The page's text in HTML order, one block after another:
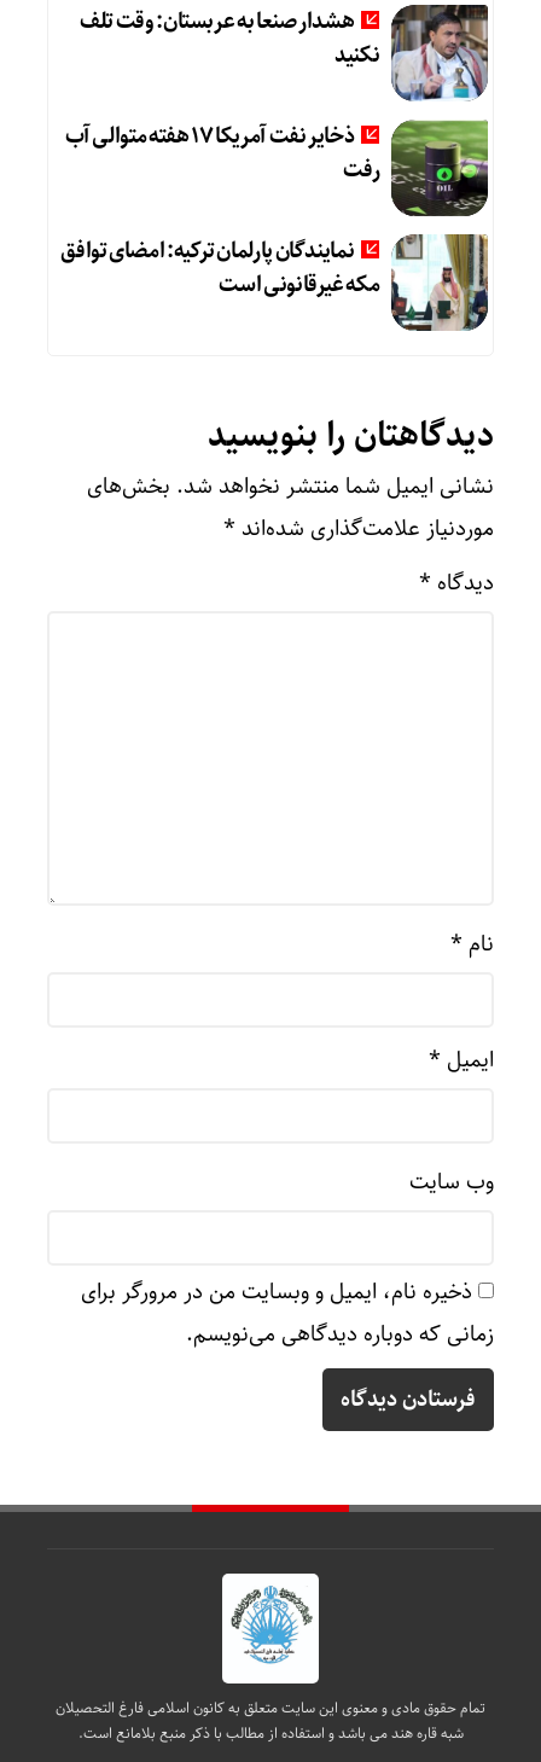
هشدار صنعا به عربستان: وقت تلف
نکنید
ذخایر نفت آمریکا 17 هفته متوالی آب
رفت
نمایندگان پارلمان ترکیه: امضای توافق
مکه غیرقانونی است
دیدگاهتان را بنویسید
نشانی ایمیل شما منتشر نخواهد شد. بخش‌های
موردنیاز علامت‌گذاری شده‌اند *
دیدگاه *
نام *
ایمیل *
وب‌ سایت
ذخیره نام، ایمیل و وبسایت من در مرورگر برای
زمانی که دوباره دیدگاهی می‌نویسم.
تمام حقوق مادی و معنوی این سایت متعلق به کانون اسلامی فارغ التحصیلان
شبه قاره هند می باشد و استفاده از مطالب با ذکر منبع بلامانع است.